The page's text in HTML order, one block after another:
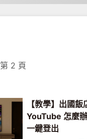
第 2 頁
【教學】出國
YouTube 怎麼
一鍵登出